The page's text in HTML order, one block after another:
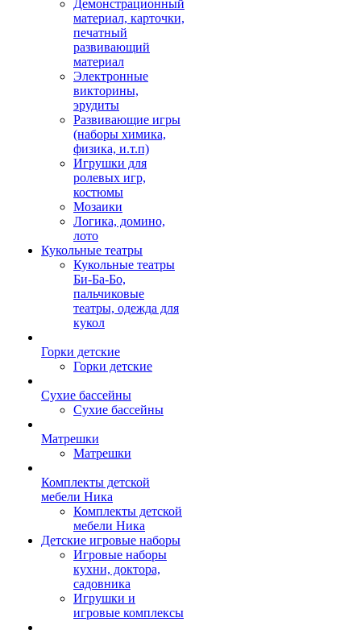
Демонстрационный
материал, карточки,
печатный
развивающий
материал
Электронные
викторины,
эрудиты
Развивающие игры
(наборы химика,
физика, и.т.п)
Игрушки для
ролевых игр,
костюмы
Мозаики
Логика, домино,
лото
Кукольные театры
Кукольные театры
Би-Ба-Бо,
пальчиковые
театры, одежда для
кукол
Горки детские
Горки детские
Сухие бассейны
Сухие бассейны
Матрешки
Матрешки
Комплекты детской
мебели Ника
Комплекты детской
мебели Ника
Детские игровые наборы
Игровые наборы
кухни, доктора,
садовника
Игрушки и
игровые комплексы